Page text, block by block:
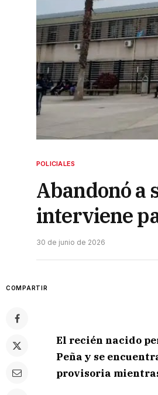
POLICIALES
Abandonó a
interviene
30 de junio de 2026
COMPARTIR
El recién nacido
Peña y se
provisoria